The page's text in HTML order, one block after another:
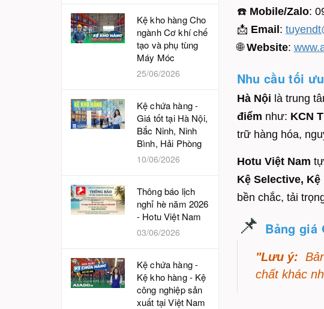
☎️ Mobile/Zalo:
📩 Email:
🌐Website:
Nhu cầu tối
Hà Nội là trung
điểm như: KCN
trữ hàng hóa,
Hotu Việt Nam
Kệ Selective,
bền chắc, tải
📌 Bảng giá
"Lưu ý:
chất khác
Kệ kho hàng Cho
ngành Cơ khí chế
tạo và phụ tùng
Máy Móc
25/06/2026
Kệ chứa hàng -
Giá tốt tại Hà Nội,
Bắc Ninh, Ninh
Bình, Hải Phòng
10/06/2026
Thông báo lịch
nghỉ hè năm 2026
- Hotu Việt Nam
03/06/2026
Kệ chứa hàng -
Kệ kho hàng - Kệ
công nghiệp sản
xuất tại Việt Nam